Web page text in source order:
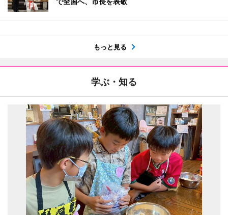
もっと見る
学ぶ・知る